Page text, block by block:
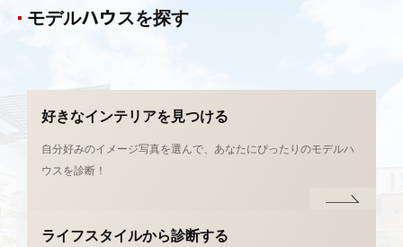
モデルハウスを探す
好きなインテリアを見つける
自分好みのイメージ写真を選んで、あなたにぴったりのモデルハ
ウスを診断！
ライフスタイルから診断する